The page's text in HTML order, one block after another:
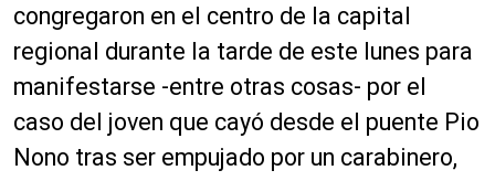
congregaron en el centro de la capital
regional durante la tarde de este lunes para
manifestarse -entre otras cosas- por el
caso del joven que cayó desde el puente Pio
Nono tras ser empujado por un carabinero,